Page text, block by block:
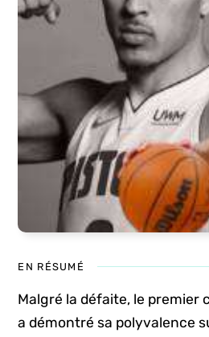
EN RÉSUMÉ
Malgré la défaite, le premier
a démontré sa polyvalence